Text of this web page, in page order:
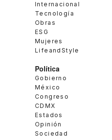
Internacional
Tecnología
Obras
ESG
Mujeres
LifeandStyle
Política
Gobierno
México
Congreso
CDMX
Estados
Opinión
Sociedad